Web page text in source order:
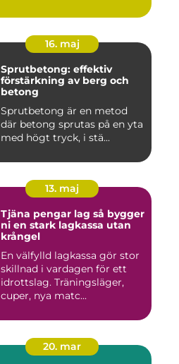
16. maj
Sprutbetong: effektiv
förstärkning av berg och
betong
Sprutbetong är en metod
där betong sprutas på en yta
med högt tryck, i stä...
13. maj
Tjäna pengar lag så bygger
ni en stark lagkassa utan
krångel
En välfylld lagkassa gör stor
skillnad i vardagen för ett
idrottslag. Träningsläger,
cuper, nya matc...
20. mar